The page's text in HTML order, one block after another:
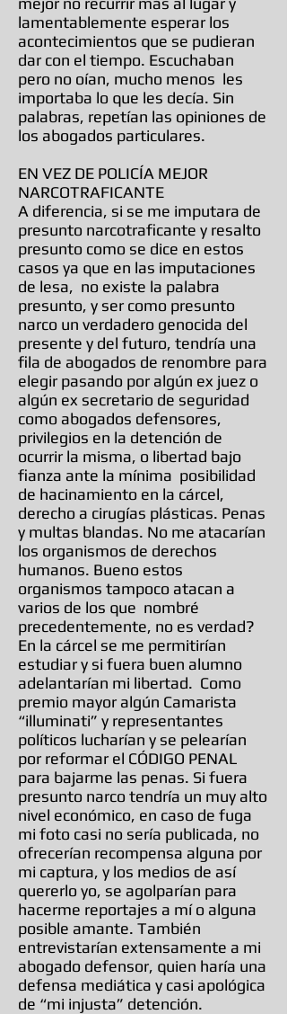
lamentablemente esperar los
acontecimientos que se pudieran
dar con el tiempo. Escuchaban
pero no oían, mucho menos les
importaba lo que les decía. Sin
palabras, repetían las opiniones de
los abogados particulares.
EN VEZ DE POLICÍA MEJOR
NARCOTRAFICANTE
A diferencia, si se me imputara de
presunto narcotraficante y resalto
presunto como se dice en estos
casos ya que en las imputaciones
de lesa, no existe la palabra
presunto, y ser como presunto
narco un verdadero genocida del
presente y del futuro, tendría una
fila de abogados de renombre para
elegir pasando por algún ex juez o
algún ex secretario de seguridad
como abogados defensores,
privilegios en la detención de
ocurrir la misma, o libertad bajo
fianza ante la mínima posibilidad
de hacinamiento en la cárcel,
derecho a cirugías plásticas. Penas
y multas blandas. No me atacarían
los organismos de derechos
humanos. Bueno estos
organismos tampoco atacan a
varios de los que nombré
precedentemente, no es verdad?
En la cárcel se me permitirían
estudiar y si fuera buen alumno
adelantarían mi libertad. Como
premio mayor algún Camarista
“illuminati” y representantes
políticos lucharían y se pelearían
por reformar el CÓDIGO PENAL
para bajarme las penas. Si fuera
presunto narco tendría un muy alto
nivel económico, en caso de fuga
mi foto casi no sería publicada, no
ofrecerían recompensa alguna por
mi captura, y los medios de así
quererlo yo, se agolparían para
hacerme reportajes a mí o alguna
posible amante. También
entrevistarían extensamente a mi
abogado defensor, quien haría una
defensa mediática y casi apológica
de “mi injusta” detención.